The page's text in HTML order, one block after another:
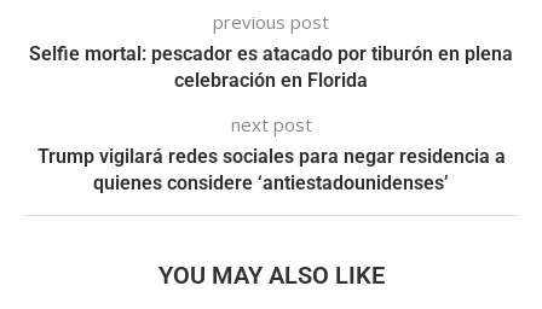
previous post
Selfie mortal: pescador es atacado por tiburón en plena
celebración en Florida
next post
Trump vigilará redes sociales para negar residencia a
quienes considere ‘antiestadounidenses’
YOU MAY ALSO LIKE